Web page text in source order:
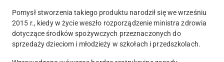
Pomysł stworzenia takiego produktu narodził się we wrześniu
2015 r., kiedy w życie weszło rozporządzenie ministra zdrowia
dotyczące środków spożywczych przeznaczonych do
sprzedaży dzieciom i młodzieży w szkołach i przedszkolach.